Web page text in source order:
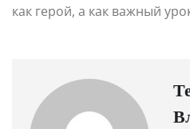
как герой, а как важный